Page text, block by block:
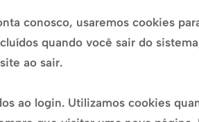
conosco, usaremos cookies
quando você sair do
ao sair.
ao login. Utilizamos cookies